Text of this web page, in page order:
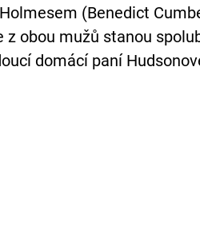
(Benedict
z obou mužů stanou
domácí paní